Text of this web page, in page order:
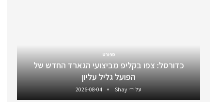
ספורט
כדורסל: צפו בקליפ מביצועי הגארד החדש של
הפועל גליל עליון
על ידי Shay
2026-08-04